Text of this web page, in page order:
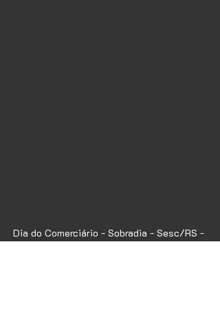
Dia do Comerciário - Sobradia - Sesc/RS -